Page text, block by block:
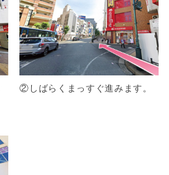
②しばらくまっすぐ進みます。